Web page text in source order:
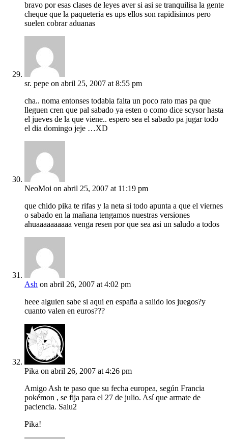
bravo por esas clases de leyes aver si asi se tranquilisa la gente
cheque que la paqueteria es ups ellos son rapidisimos pero
suelen cobrar aduanas
sr. pepe on abril 25, 2007 at 8:55 pm
cha.. noma entonses todabia falta un poco rato mas pa que
lleguen cren que pal sabado ya esten o como dice scysor hasta
el jueves de la que viene.. espero sea el sabado pa jugar todo
el dia domingo jeje …XD
NeoMoi on abril 25, 2007 at 11:19 pm
que chido pika te rifas y la neta si todo apunta a que el viernes
o sabado en la mañana tengamos nuestras versiones
ahuaaaaaaaaaa venga resen por que sea asi un saludo a todos
Ash on abril 26, 2007 at 4:02 pm
heee alguien sabe si aqui en españa a salido los juegos?y
cuanto valen en euros???
Pika on abril 26, 2007 at 4:26 pm
Amigo Ash te paso que su fecha europea, según Francia
pokémon , se fija para el 27 de julio. Así que armate de
paciencia. Salu2
Pika!